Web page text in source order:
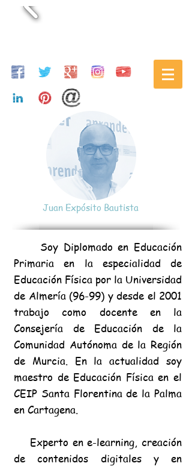
Juan Expósito Bautista
Soy Diplomado en Educación
Primaria en la especialidad de
Educación Física por la Universidad
de Almería (96-99) y desde el 2001
trabajo como docente en la
Consejería de Educación de la
Comunidad Autónoma de la Región
de Murcia. En laactualidad soy
maestro deEducación Física en el
CEIP Santa Florentina de la Palma
en Cartagena.
Experto en e-learning, creación
de contenidos digitales y en